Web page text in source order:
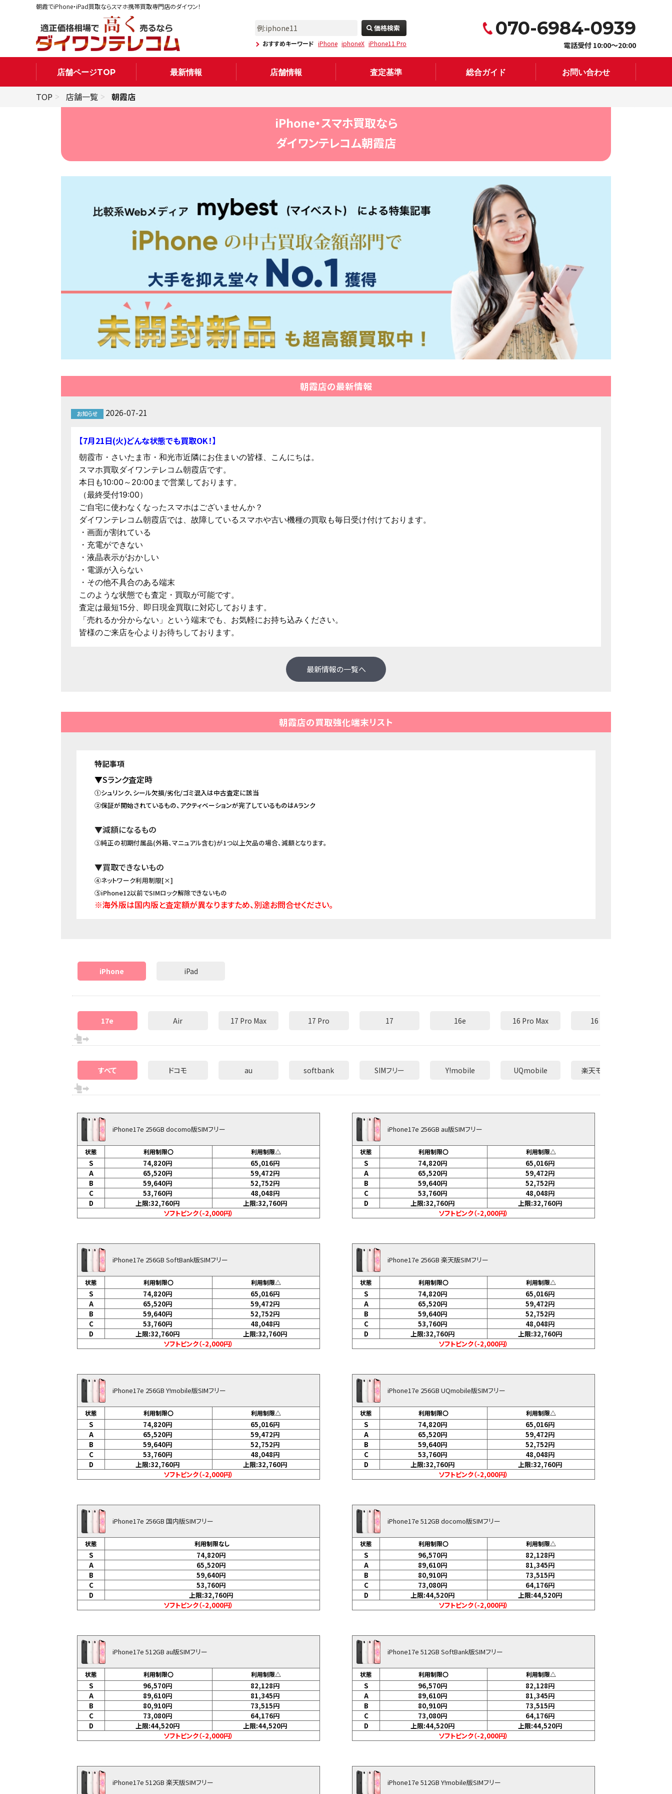
朝霞でiPhone・iPad買取ならスマホ携帯買取専門店のダイワン！
070-6984-0939
電話受付 10:00〜20:00
価格検索
おすすめキーワード iPhone iphoneX iPhone11 Pro
店舗ページTOP 最新情報 店舗情報 査定基準 総合ガイド お問い合わせ
TOP 店舗一覧 朝霞店
iPhone・スマホ買取なら
ダイワンテレコム朝霞店
朝霞店の最新情報
2026-07-21
【7月21日(火)どんな状態でも買取OK！】
朝霞市・さいたま市・和光市近隣にお住まいの皆様、こんにちは。
スマホ買取ダイワンテレコム朝霞店です。
本日も10:00～20:00まで営業しております。
（最終受付19:00）
ご自宅に使わなくなったスマホはございませんか？
ダイワンテレコム朝霞店では、故障しているスマホや古い機種の買取も毎日受け付けております。
・画面が割れている
・充電ができない
・液晶表示がおかしい
・電源が入らない
・その他不具合のある端末
このような状態でも査定・買取が可能です。
査定は最短15分、即日現金買取に対応しております。
「売れるか分からない」という端末でも、お気軽にお持ち込みください。
皆様のご来店を心よりお待ちしております。
最新情報の一覧へ
朝霞店の買取強化端末リスト
▼Sランク査定時
①シュリンク、シール欠損/劣化/ゴミ混入は中古査定に該当
②保証が開始されているもの、アクティベーションが完了しているものはAランク
▼減額になるもの
③純正の初期付属品(外箱、マニュアル含む)が1つ以上欠品の場合、減額となります。
▼買取できないもの
④ネットワーク利用制限[×]
⑤iPhone12以前でSIMロック解除できないもの
※海外版は国内版と査定額が異なりますため、別途お問合せください。
iPhone iPad
17e Air 17 Pro Max 17 Pro 17 16e 16 Pro Max 16 Pro
すべて ドコモ au softbank SIMフリー Y!mobile UQmobile 楽天モバイル
iPhone17e 256GB docomo版SIMフリー
状態 利用制限〇 利用制限△
S 74,820円 65,016円
A
65,520円 59,472円
B
59,640円 52,752円
C
53,760円 48,048円
D
上限:32,760円 上限:32,760円
ソフトピンク（-2,000円）
iPhone17e 256GB au版SIMフリー
状態 利用制限〇 利用制限△
S 74,820円 65,016円
A
65,520円 59,472円
B
59,640円 52,752円
C
53,760円 48,048円
D
上限:32,760円 上限:32,760円
ソフトピンク（-2,000円）
iPhone17e 256GB SoftBank版SIMフリー
状態 利用制限〇 利用制限△
S 74,820円 65,016円
A
65,520円 59,472円
B
59,640円 52,752円
C
53,760円 48,048円
D
上限:32,760円 上限:32,760円
ソフトピンク（-2,000円）
iPhone17e 256GB 楽天版SIMフリー
状態 利用制限〇 利用制限△
S 74,820円 65,016円
A
65,520円 59,472円
B
59,640円 52,752円
C
53,760円 48,048円
D
上限:32,760円 上限:32,760円
ソフトピンク（-2,000円）
iPhone17e 256GB Y!mobile版SIMフリー
状態 利用制限〇 利用制限△
S 74,820円 65,016円
A
65,520円 59,472円
B
59,640円 52,752円
C
53,760円 48,048円
D
上限:32,760円 上限:32,760円
ソフトピンク（-2,000円）
iPhone17e 256GB UQmobile版SIMフリー
状態 利用制限〇 利用制限△
S 74,820円 65,016円
A
65,520円 59,472円
B
59,640円 52,752円
C
53,760円 48,048円
D
上限:32,760円 上限:32,760円
ソフトピンク（-2,000円）
iPhone17e 256GB 国内版SIMフリー
状態 利用制限なし
S 74,820円
A
65,520円
B
59,640円
C
53,760円
D
上限:32,760円
ソフトピンク（-2,000円）
iPhone17e 512GB docomo版SIMフリー
状態 利用制限〇 利用制限△
S 96,570円 82,128円
A
89,610円 81,345円
B
80,910円 73,515円
C
73,080円 64,176円
D
上限:44,520円 上限:44,520円
ソフトピンク（-2,000円）
iPhone17e 512GB au版SIMフリー
状態 利用制限〇 利用制限△
S 96,570円 82,128円
A
89,610円 81,345円
B
80,910円 73,515円
C
73,080円 64,176円
D
上限:44,520円 上限:44,520円
ソフトピンク（-2,000円）
iPhone17e 512GB SoftBank版SIMフリー
状態 利用制限〇 利用制限△
S 96,570円 82,128円
A
89,610円 81,345円
B
80,910円 73,515円
C
73,080円 64,176円
D
上限:44,520円 上限:44,520円
ソフトピンク（-2,000円）
iPhone17e 512GB 楽天版SIMフリー iPhone17e 512GB Y!mobile版SIMフリー